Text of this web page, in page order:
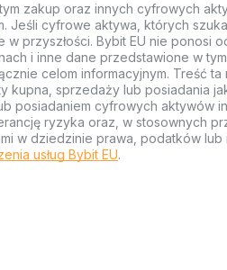
zakup oraz innych cyfrowych
Jeśli cyfrowe aktywa, których
w przyszłości. Bybit EU nie ponosi
i inne dane przedstawione w
celom informacyjnym. Treść
kupna, sprzedaży lub posiadania
posiadaniem cyfrowych aktywów
ryzyka oraz, w stosownych
w dziedzinie prawa, podatków lub
usług Bybit EU.